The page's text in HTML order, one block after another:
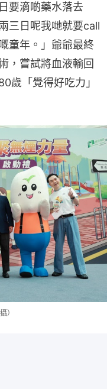
要滴啲藥水落去
三日呢我哋就要call
童年。」爺爺最終
，嘗試將血液輸回
歲「覺得好吃力」
）